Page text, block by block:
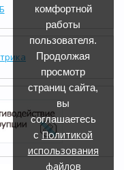
комфортной
работы
пользователя.
Продолжая
просмотр
страниц сайта,
вы
соглашаетесь
сПолитикой
использования
файлов